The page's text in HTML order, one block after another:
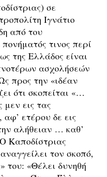
σε
Ιγνάτιο
από του
τινος περί
της Ελλάδος είναι
ασχολήσεών
προς την «ιδέαν
ότι σκοπείται «…
εις τας
ετέρου δε εις
αλήθειαν … καθ’
Καποδίστριας
τον σκοπό,
του: «Θέλει δυνηθή